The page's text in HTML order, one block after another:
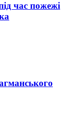
час пожежі